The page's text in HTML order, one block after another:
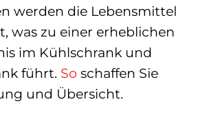
werden die Lebensmittel
was zu einer erheblichen
im Kühlschrank und
führt. So schaffen Sie
und Übersicht.